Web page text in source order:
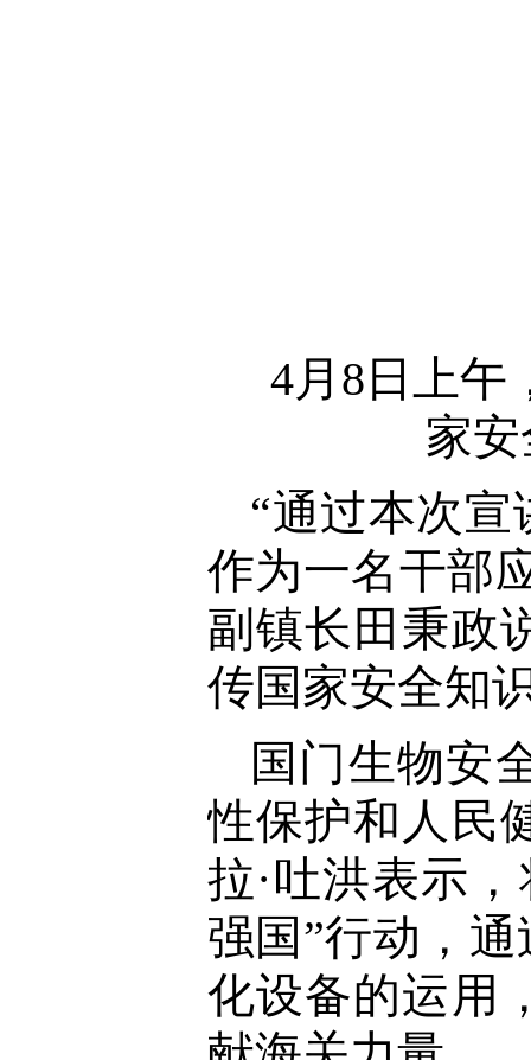
4月8日上午
家
“通过本次
作为一名干部
副镇长田秉政
传国家安全知
国门生物安
性保护和人民
拉·吐洪表示
强国”行动，
化设备的运用